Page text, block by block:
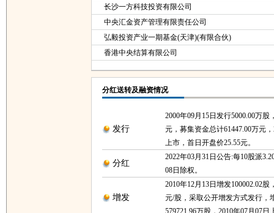
长沙一方科技投资有限公司
中央汇金资产管理有限责任公司
弘毅投资产业一期基金(天津)(有限合伙)
香港中央结算有限公司
分红送转及融资情况
发行
2000年09月15日发行5000.00万股
元，募集资金总计61447.00万元
上市，首日开盘价25.55元。
分红
2022年03月31日公告:每10股派
08日除权。
增发
2010年12月13日增发100002.02股
元/股，采取公开增发方式发行，
579721.96万股，2010年07月07日